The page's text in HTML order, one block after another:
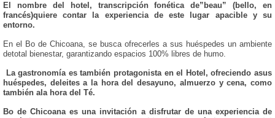
El nombre del hotel, transcripción fonética de”beau” (bello, en
francés)quiere contar la experiencia de este lugar apacible y su
entorno.
En el Bo de Chicoana, se busca ofrecerles a sus huéspedes un ambiente
detotal bienestar, garantizando espacios 100% libres de humo.
La gastronomía es también protagonista en el Hotel, ofreciendo asus
huéspedes, deleites a la hora del desayuno, almuerzo y cena, como
también ala hora del Té.
Bo de Chicoana es una invitación a disfrutar de una experiencia de